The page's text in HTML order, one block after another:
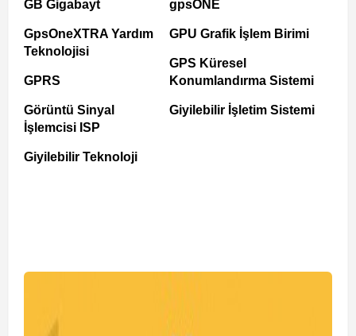
GB Gigabayt
GpsOneXTRA Yardım
Teknolojisi
GPRS
Görüntü Sinyal
İşlemcisi ISP
Giyilebilir Teknoloji
gpsONE
GPU Grafik İşlem Birimi
GPS Küresel
Konumlandırma Sistemi
Giyilebilir İşletim Sistemi